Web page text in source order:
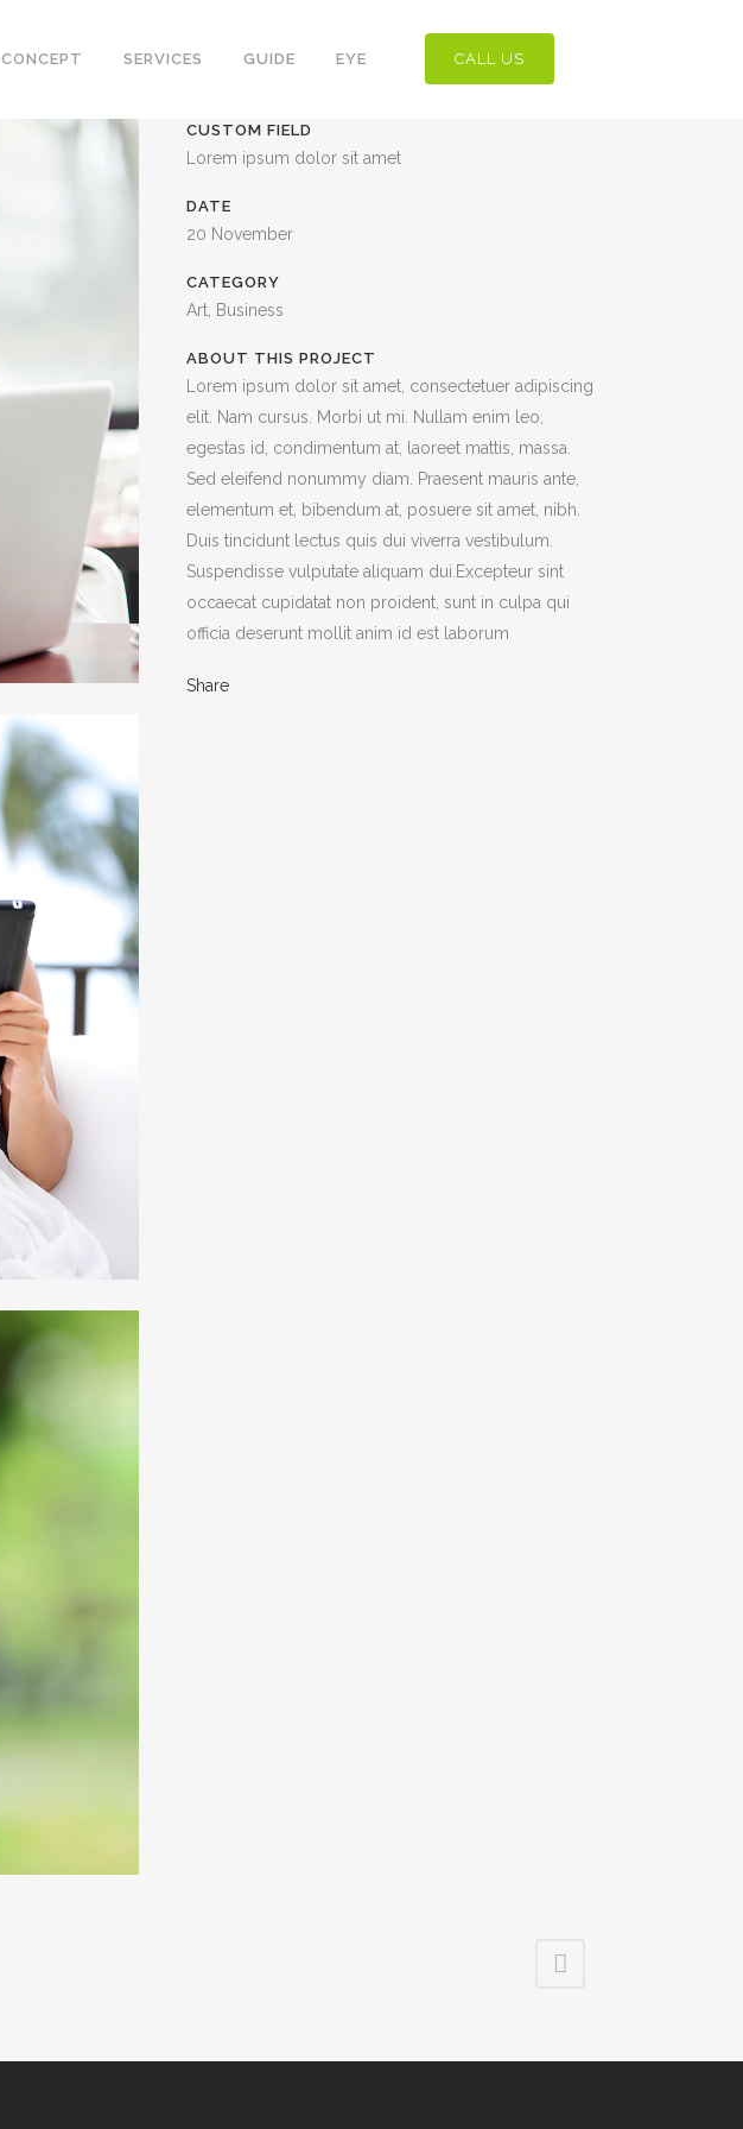
CALL US
CONCEPT SERVICES GUIDE EYE
CUSTOM FIELD
Lorem ipsum dolor sit amet
DATE
20 November
CATEGORY
Art, Business
ABOUT THIS PROJECT
Lorem ipsum dolor sit amet, consectetuer adipiscing
elit. Nam cursus. Morbi ut mi. Nullam enim leo,
egestas id, condimentum at, laoreet mattis, massa.
Sed eleifend nonummy diam. Praesent mauris ante,
elementum et, bibendum at, posuere sit amet, nibh.
Duis tincidunt lectus quis dui viverra vestibulum.
Suspendisse vulputate aliquam dui.Excepteur sint
occaecat cupidatat non proident, sunt in culpa qui
officia deserunt mollit anim id est laborum
Share